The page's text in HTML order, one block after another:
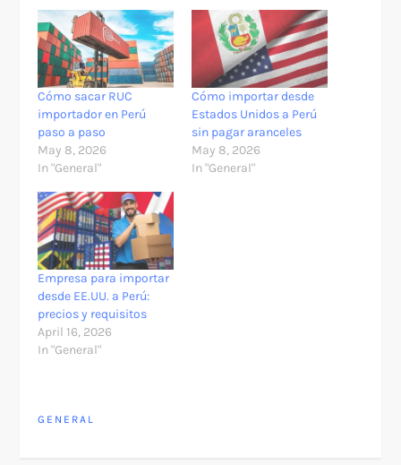
Cómo sacar RUC
importador en Perú
paso a paso
May 8, 2026
In "General"
Cómo importar desde
Estados Unidos a Perú
sin pagar aranceles
May 8, 2026
In "General"
Empresa para importar
desde EE.UU. a Perú:
precios y requisitos
April 16, 2026
In "General"
GENERAL